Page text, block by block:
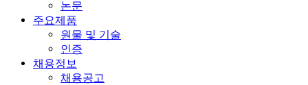
논문
주요제품
원물 및 기술
인증
채용정보
채용공고